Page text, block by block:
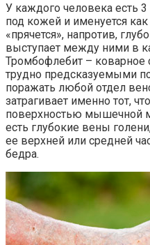
У каждого человека есть 3
под кожей и именуется как
«прячется», напротив,
выступает между ними в
Тромбофлебит – коварное
трудно предсказуемыми
поражать любой отдел
затрагивает именно тот,
поверхностью мышечной
есть глубокие вены
ее верхней или средней
бедра.